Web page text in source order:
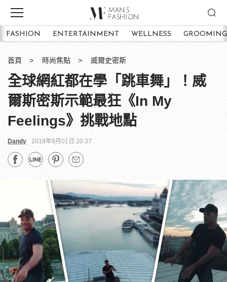
FASHION ENTERTAINMENT WELLNESS GROOMING
首頁 時尚焦點 威爾史密斯
全球網紅都在學「跳車舞」！威
爾斯密斯示範最狂《In My
Feelings》挑戰地點
Dandy 2018年8月01日 20:37